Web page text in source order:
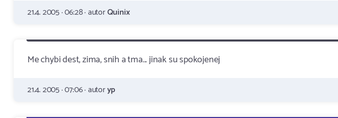
21.4. 2005 · 06:28 · autorQuinix
Me chybi dest, zima, snih a tma... jinak su spokojenej
21.4. 2005 · 07:06 · autoryp